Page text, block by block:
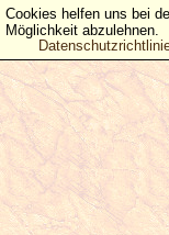
Cookies helfen uns bei
Möglichkeit abzulehnen.